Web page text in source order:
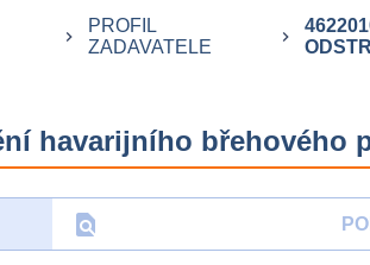
keyboard_arrow_right
PROFIL
ZADAVATELE
keyboard_arrow_right
havarijního břehového
find_in_page